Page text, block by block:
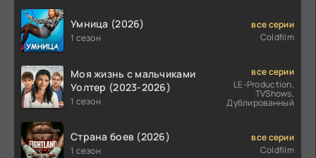
Умница (2026)
1 сезон
все серии
Coldfilm
Моя жизнь с мальчиками
Уолтер (2023-2026)
1 сезон
все серии
LE-Production,
TVShows,
Дублированный
Страна боев (2026)
1 сезон
все серии
Coldfilm